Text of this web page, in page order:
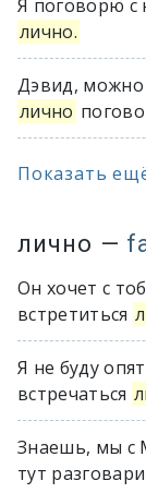
Я поговорю с
лично.
Дэвид, можно
лично
Показать
лично —
Он хочет с
встретиться
Я не буду
встречаться
Знаешь, мы с
тут